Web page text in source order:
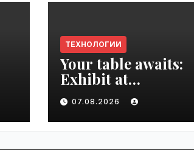
ТЕХНОЛОГИИ
Your table awaits:
Exhibit at
TechCrunch Disrupt
2026 to be seen by
thousands |
07.08.2026